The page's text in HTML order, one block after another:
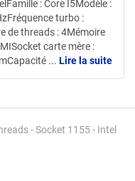
- Socket 1155 - Intel
: Core I5Modèle :
turbo :
de threads : 4Mémoire
carte mère :
... Lire la suite